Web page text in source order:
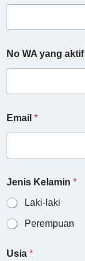
No WA yang aktif
Email *
Jenis Kelamin *
Laki-laki
Perempuan
Usia *